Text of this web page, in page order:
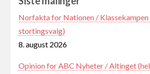
Norfakta for Nationen / Klassekampen
stortingsvalg)
8. august 2026
Opinion for ABC Nyheter / Altinget